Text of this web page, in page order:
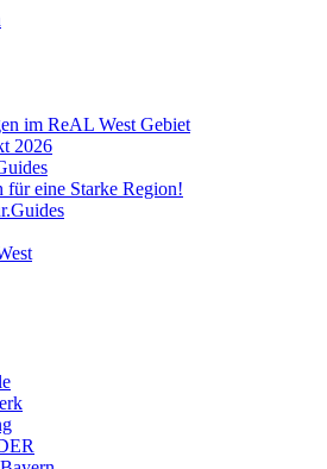
im ReAL West Gebiet
2026
für eine Starke Region!